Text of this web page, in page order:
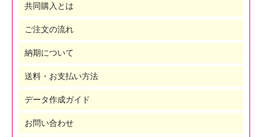
共同購入とは
ご注文の流れ
納期について
送料・お支払い方法
データ作成ガイド
お問い合わせ